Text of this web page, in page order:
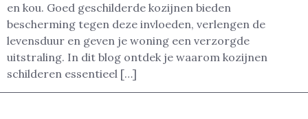
en kou. Goed geschilderde kozijnen bieden
bescherming tegen deze invloeden, verlengen de
levensduur en geven je woning een verzorgde
uitstraling. In dit blog ontdek je waarom kozijnen
schilderen essentieel […]